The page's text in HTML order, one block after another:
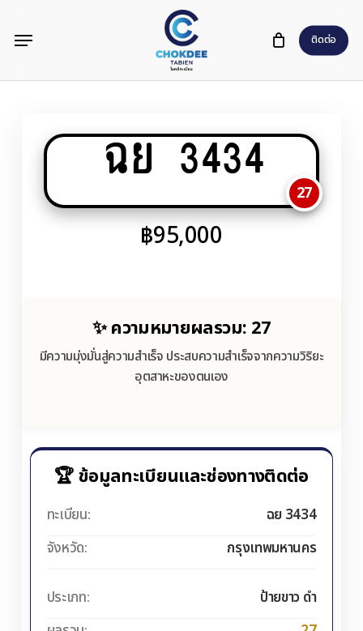
content
ติดต่อ
Menu
ฉย 3434
27
฿95,000
✨ ความหมายผลรวม: 27
มีความมุ่งมั่นสู่ความสำเร็จ ประสบความสำเร็จจากความวิริยะ
อุตสาหะของตนเอง
🏆 ข้อมูลทะเบียนและช่องทางติดต่อ
ทะเบียน:
ฉย 3434
จังหวัด:
กรุงเทพมหานคร
ประเภท:
ป้ายขาว ดำ